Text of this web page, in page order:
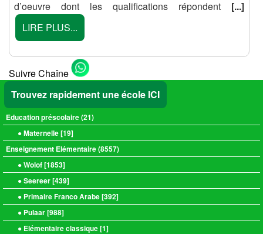
d’oeuvre dont les qualifications répondent [...]
LIRE PLUS...
Suivre Chaîne
Trouvez rapidement une école ICI
Education préscolaire (21)
● Maternelle [19]
Enseignement Elémentaire (8557)
● Wolof [1853]
● Seereer [439]
● Primaire Franco Arabe [392]
● Pulaar [988]
● Elémentaire classique [1]